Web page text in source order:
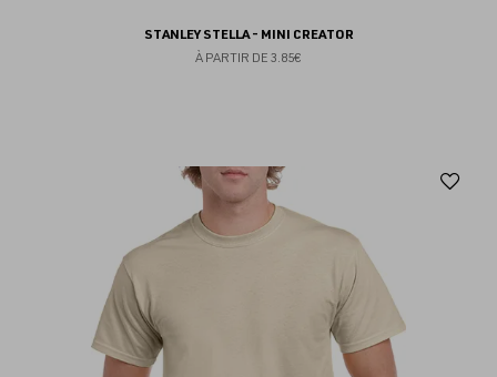
STANLEY STELLA - MINI CREATOR
À PARTIR DE 3.85€